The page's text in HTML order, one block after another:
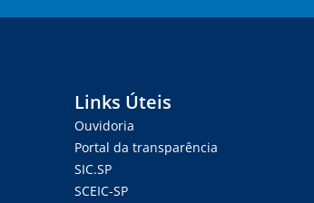
Links Úteis
Ouvidoria
Portal da transparência
SIC.SP
SCEIC-SP